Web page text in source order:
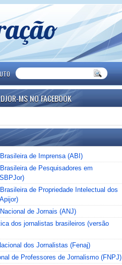
MS NO FACEBOOK
de Imprensa (ABI)
de Pesquisadores em
de Propriedade Intelectual dos
de Jornais (ANJ)
dos jornalistas brasileiros (versão
dos Jornalistas (Fenaj)
de Professores de Jornalismo (FNPJ)